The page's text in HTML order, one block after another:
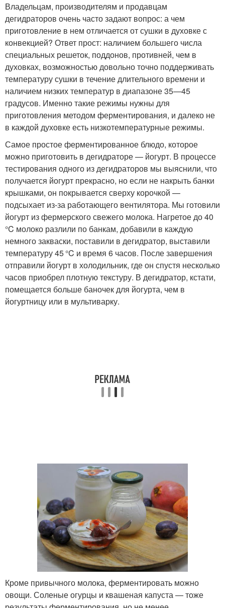
Владельцам, производителям и продавцам
дегидраторов очень часто задают вопрос: а чем
приготовление в нем отличается от сушки в духовке с
конвекцией? Ответ прост: наличием большего числа
специальных решеток, поддонов, противней, чем в
духовках, возможностью довольно точно поддерживать
температуру сушки в течение длительного времени и
наличием низких температур в диапазоне 35—45
градусов. Именно такие режимы нужны для
приготовления методом ферментирования, и далеко не
в каждой духовке есть низкотемпературные режимы.
Самое простое ферментированное блюдо, которое
можно приготовить в дегидраторе — йогурт. В процессе
тестирования одного из дегидраторов мы выяснили, что
получается йогурт прекрасно, но если не накрыть банки
крышками, он покрывается сверху корочкой —
подсыхает из-за работающего вентилятора. Мы готовили
йогурт из фермерского свежего молока. Нагретое до 40
°C молоко разлили по банкам, добавили в каждую
немного закваски, поставили в дегидратор, выставили
температуру 45 °C и время 6 часов. После завершения
отправили йогурт в холодильник, где он спустя несколько
часов приобрел плотную текстуру. В дегидратор, кстати,
помещается больше баночек для йогурта, чем в
йогуртницу или в мультиварку.
Кроме привычного молока, ферментировать можно
овощи. Соленые огурцы и квашеная капуста — тоже